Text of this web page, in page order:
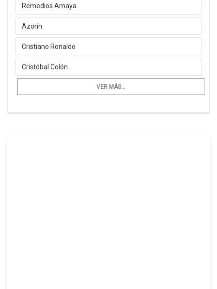
Remedios Amaya
Azorín
Cristiano Ronaldo
Cristóbal Colón
VER MÁS...